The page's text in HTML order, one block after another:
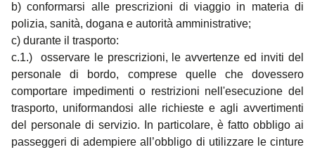
b) conformarsi alle prescrizioni di viaggio in materia di
polizia, sanità, dogana e autorità amministrative;
c) durante il trasporto:
c.1.) osservare le prescrizioni, le avvertenze ed inviti del
personale di bordo, comprese quelle che dovessero
comportare impedimenti o restrizioni nell'esecuzione del
trasporto, uniformandosi alle richieste e agli avvertimenti
del personale di servizio. In particolare, è fatto obbligo ai
passeggeri di adempiere all’obbligo di utilizzare le cinture